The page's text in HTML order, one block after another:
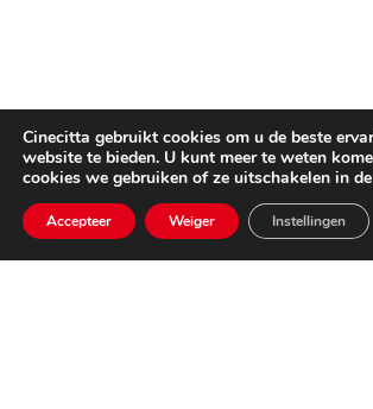
Cinecitta gebruikt cookies om u de beste
website te bieden. U kunt meer te weten
cookies we gebruiken of ze uitschakelen in de
Accepteer Weiger Instellingen